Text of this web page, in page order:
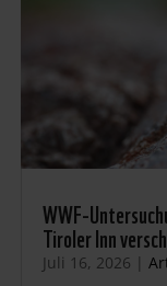
WWF-
Tiroler Inn
Juli 16, 2026 |